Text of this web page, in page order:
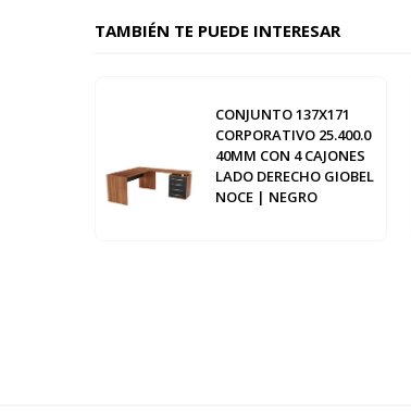
TAMBIÉN TE PUEDE INTERESAR
CONJUNTO 137X171
CORPORATIVO 25.400.0
40MM CON 4 CAJONES
LADO DERECHO GIOBEL
NOCE | NEGRO